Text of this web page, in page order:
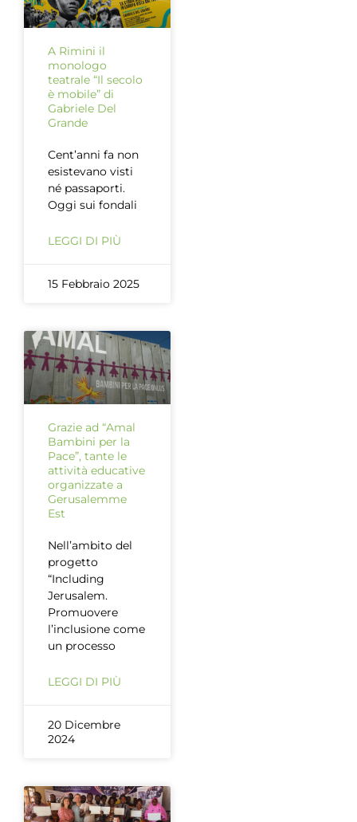
A Rimini il
monologo
teatrale “Il secolo
è mobile” di
Gabriele Del
Grande
Cent’anni fa non
esistevano visti
né passaporti.
Oggi sui fondali
LEGGI DI PIÙ
15 Febbraio 2025
Grazie ad “Amal
Bambini per la
Pace”, tante le
attività educative
organizzate a
Gerusalemme
Est
Nell’ambito del
progetto
“Including
Jerusalem.
Promuovere
l’inclusione come
un processo
LEGGI DI PIÙ
20 Dicembre
2024